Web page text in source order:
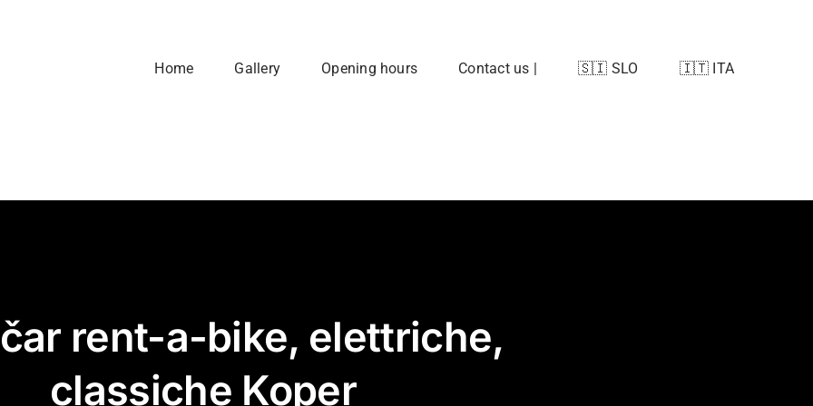
Home Gallery Opening hours Contact us | 🇸🇮 SLO 🇮🇹 ITA
rent-a-bike, elettriche,
classiche Koper